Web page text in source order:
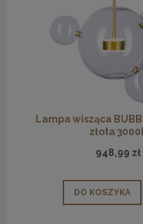
Lampa wisząca
złota
948,99 zł
DO KOSZYKA